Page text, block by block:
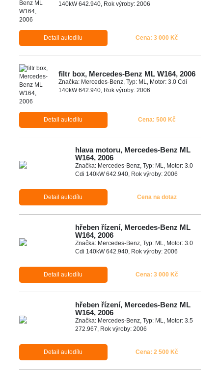
140kW 642.940, Rok výroby: 2006
Detail autodílu Cena: 3 000 Kč
filtr box, Mercedes-Benz ML W164, 2006
Značka: Mercedes-Benz, Typ: ML, Motor: 3.0 Cdi
140kW 642.940, Rok výroby: 2006
Detail autodílu Cena: 500 Kč
hlava motoru, Mercedes-Benz ML
W164, 2006
Značka: Mercedes-Benz, Typ: ML, Motor: 3.0
Cdi 140kW 642.940, Rok výroby: 2006
Detail autodílu Cena na dotaz
hřeben řízení, Mercedes-Benz ML
W164, 2006
Značka: Mercedes-Benz, Typ: ML, Motor: 3.0
Cdi 140kW 642.940, Rok výroby: 2006
Detail autodílu Cena: 3 000 Kč
hřeben řízení, Mercedes-Benz ML
W164, 2006
Značka: Mercedes-Benz, Typ: ML, Motor: 3.5
272.967, Rok výroby: 2006
Detail autodílu Cena: 2 500 Kč